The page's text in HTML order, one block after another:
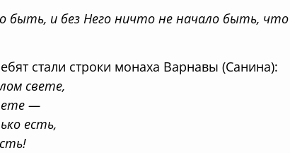
быть, и без Него ничто не начало быть, что
стали строки монаха Варнавы (Санина):
свете,
—
есть,